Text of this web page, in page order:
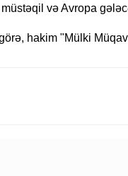
və Avropa
hakim "Mülki